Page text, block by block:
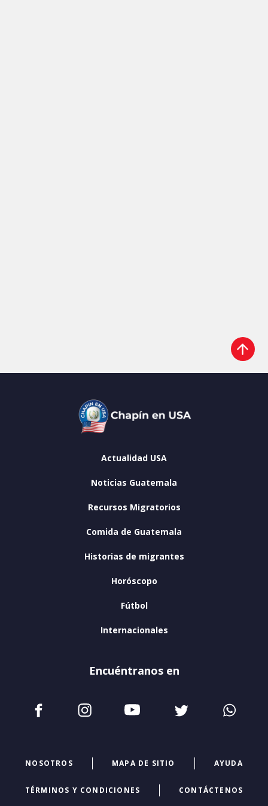
Actualidad USA
Noticias Guatemala
Recursos Migratorios
Comida de Guatemala
Historias de migrantes
Horóscopo
Fútbol
Internacionales
Encuéntranos en
NOSOTROS MAPA DE SITIO AYUDA
TÉRMINOS Y CONDICIONES CONTÁCTENOS